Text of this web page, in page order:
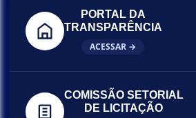
PORTAL DA
TRANSPARÊNCIA
ACESSAR →
COMISSÃO SETORIAL
DE LICITAÇÃO